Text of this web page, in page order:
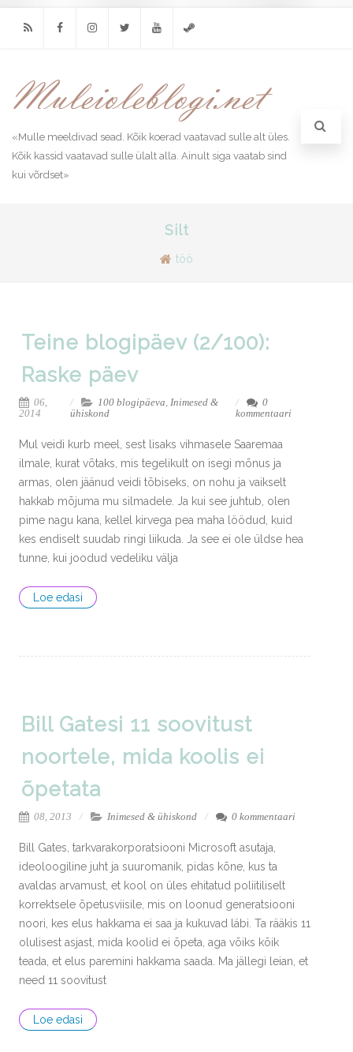
«Mulle meeldivad sead. Kõik koerad vaatavad sulle alt üles.
Kõik kassid vaatavad sulle ülalt alla. Ainult siga vaatab sind
kui võrdset»
Silt
töö
Teine blogipäev (2/100):
Raske päev
06,
2014
100 blogipäeva,Inimesed &
ühiskond
0
kommentaari
Mul veidi kurb meel, sest lisaks vihmasele Saaremaa
ilmale, kurat võtaks, mis tegelikult on isegi mõnus ja
armas, olen jäänud veidi tõbiseks, on nohu ja vaikselt
hakkab mõjuma mu silmadele. Ja kui see juhtub, olen
pime nagu kana, kellel kirvega pea maha löödud, kuid
kes endiselt suudab ringi liikuda. Ja see ei ole üldse hea
tunne, kui joodud vedeliku välja
Loe edasi
Bill Gatesi 11 soovitust
noortele, mida koolis ei
õpetata
08, 2013 Inimesed & ühiskond 0 kommentaari
Bill Gates, tarkvarakorporatsiooni Microsoft asutaja,
ideoloogiline juht ja suuromanik, pidas kõne, kus ta
avaldas arvamust, et kool on üles ehitatud poliitiliselt
korrektsele õpetusviisile, mis on loonud generatsiooni
noori, kes elus hakkama ei saa ja kukuvad läbi. Ta rääkis 11
olulisest asjast, mida koolid ei õpeta, aga võiks kõik
teada, et elus paremini hakkama saada. Ma jällegi leian, et
need 11 soovitust
Loe edasi